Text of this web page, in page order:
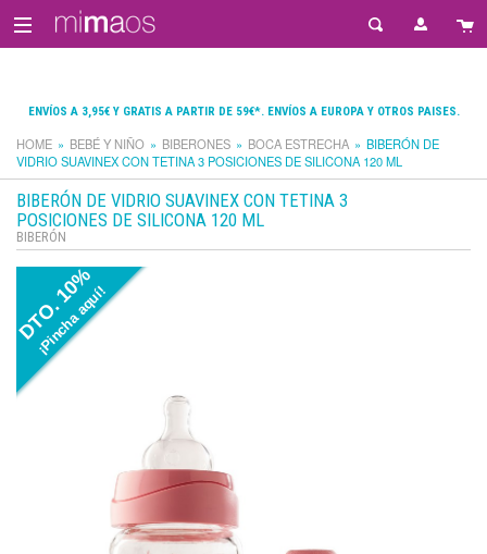
ENVÍOS A 3,95€ Y GRATIS A PARTIR DE 59€*. ENVÍOS A EUROPA Y OTROS PAISES.
HOME BEBÉ Y NIÑO BIBERONES BOCA ESTRECHA
BIBERÓN DE
VIDRIO SUAVINEX CON TETINA 3 POSICIONES DE SILICONA 120 ML
BIBERÓN DE VIDRIO SUAVINEX CON TETINA 3
POSICIONES DE SILICONA 120 ML
BIBERÓN
DTO. 10%
¡Pincha aquí!